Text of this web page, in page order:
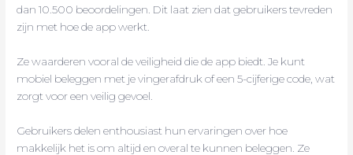
dan 10.500 beoordelingen. Dit laat zien dat gebruikers tevreden
zijn met hoe de app werkt.
Ze waarderen vooral de veiligheid die de app biedt. Je kunt
mobiel beleggen met je vingerafdruk of een 5-cijferige code, wat
zorgt voor een veilig gevoel.
Gebruikers delen enthousiast hun ervaringen over hoe
makkelijk het is om altijd en overal te kunnen beleggen. Ze